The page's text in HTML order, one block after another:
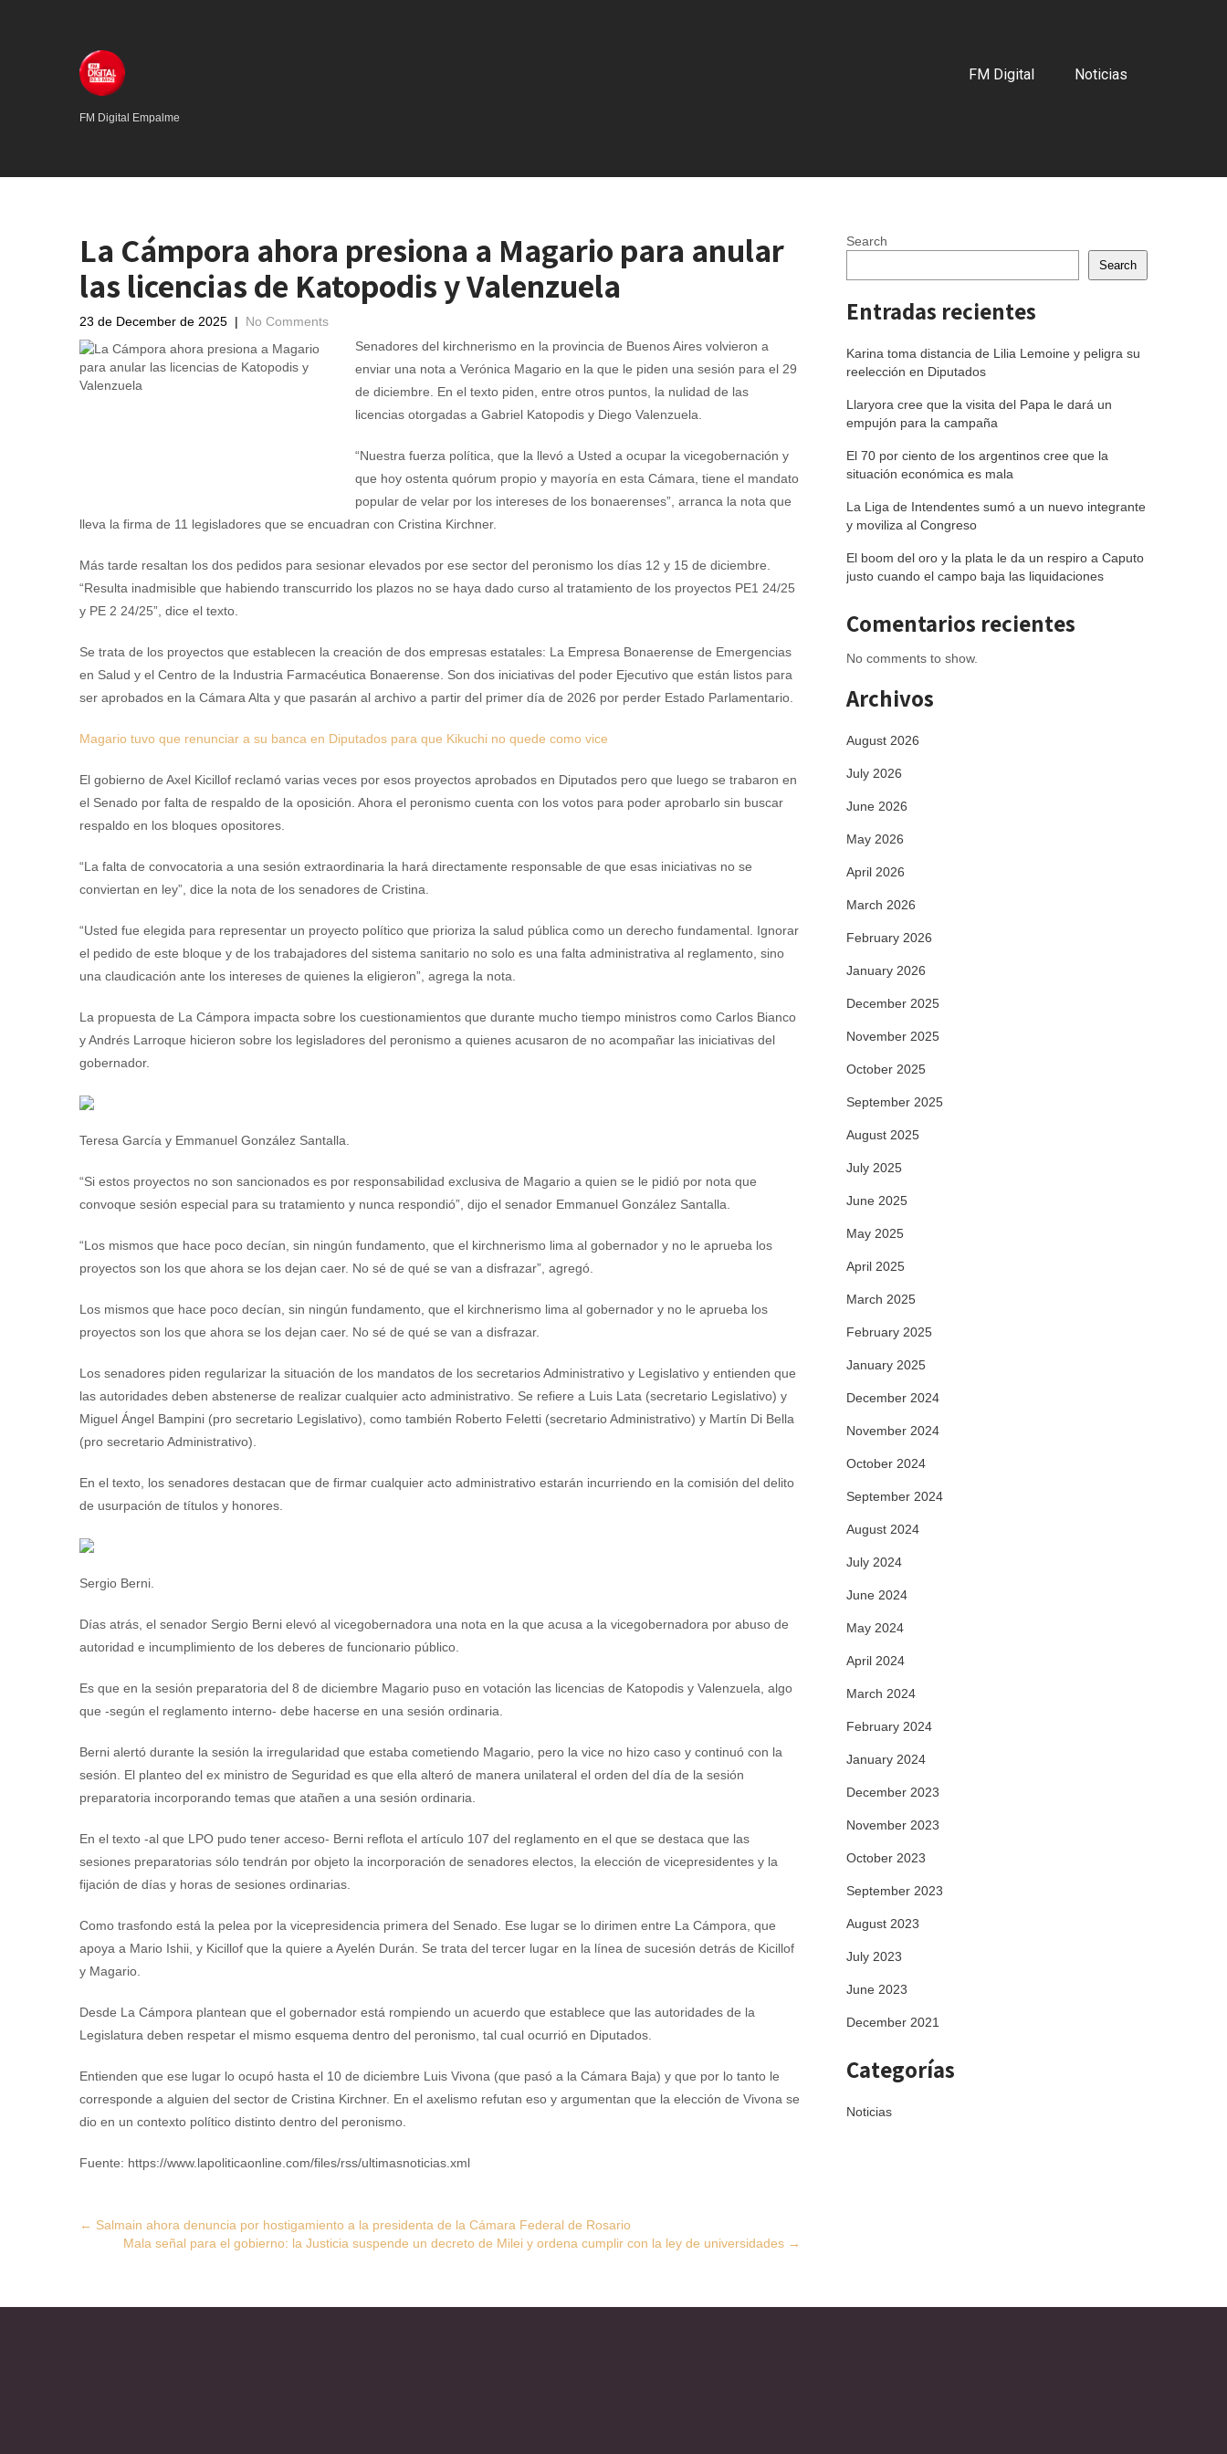
FM Digital Empalme
FM Digital Noticias
La Cámpora ahora presiona a Magario para anular
las licencias de Katopodis y Valenzuela
23 de December de 2025 | No Comments
Senadores del kirchnerismo en la provincia de Buenos Aires volvieron a
enviar una nota a Verónica Magario en la que le piden una sesión para el 29
de diciembre. En el texto piden, entre otros puntos, la nulidad de las
licencias otorgadas a Gabriel Katopodis y Diego Valenzuela.
“Nuestra fuerza política, que la llevó a Usted a ocupar la vicegobernación y
que hoy ostenta quórum propio y mayoría en esta Cámara, tiene el mandato
popular de velar por los intereses de los bonaerenses”, arranca la nota que
lleva la firma de 11 legisladores que se encuadran con Cristina Kirchner.
Más tarde resaltan los dos pedidos para sesionar elevados por ese sector del peronismo los días 12 y 15 de diciembre.
“Resulta inadmisible que habiendo transcurrido los plazos no se haya dado curso al tratamiento de los proyectos PE1 24/25
y PE 2 24/25”, dice el texto.
Se trata de los proyectos que establecen la creación de dos empresas estatales: La Empresa Bonaerense de Emergencias
en Salud y el Centro de la Industria Farmacéutica Bonaerense. Son dos iniciativas del poder Ejecutivo que están listos para
ser aprobados en la Cámara Alta y que pasarán al archivo a partir del primer día de 2026 por perder Estado Parlamentario.
Magario tuvo que renunciar a su banca en Diputados para que Kikuchi no quede como vice
El gobierno de Axel Kicillof reclamó varias veces por esos proyectos aprobados en Diputados pero que luego se trabaron en
el Senado por falta de respaldo de la oposición. Ahora el peronismo cuenta con los votos para poder aprobarlo sin buscar
respaldo en los bloques opositores.
“La falta de convocatoria a una sesión extraordinaria la hará directamente responsable de que esas iniciativas no se
conviertan en ley”, dice la nota de los senadores de Cristina.
“Usted fue elegida para representar un proyecto político que prioriza la salud pública como un derecho fundamental. Ignorar
el pedido de este bloque y de los trabajadores del sistema sanitario no solo es una falta administrativa al reglamento, sino
una claudicación ante los intereses de quienes la eligieron”, agrega la nota.
La propuesta de La Cámpora impacta sobre los cuestionamientos que durante mucho tiempo ministros como Carlos Bianco
y Andrés Larroque hicieron sobre los legisladores del peronismo a quienes acusaron de no acompañar las iniciativas del
gobernador.
Teresa García y Emmanuel González Santalla.
“Si estos proyectos no son sancionados es por responsabilidad exclusiva de Magario a quien se le pidió por nota que
convoque sesión especial para su tratamiento y nunca respondió”, dijo el senador Emmanuel González Santalla.
“Los mismos que hace poco decían, sin ningún fundamento, que el kirchnerismo lima al gobernador y no le aprueba los
proyectos son los que ahora se los dejan caer. No sé de qué se van a disfrazar”, agregó.
Los mismos que hace poco decían, sin ningún fundamento, que el kirchnerismo lima al gobernador y no le aprueba los
proyectos son los que ahora se los dejan caer. No sé de qué se van a disfrazar.
Los senadores piden regularizar la situación de los mandatos de los secretarios Administrativo y Legislativo y entienden que
las autoridades deben abstenerse de realizar cualquier acto administrativo. Se refiere a Luis Lata (secretario Legislativo) y
Miguel Ángel Bampini (pro secretario Legislativo), como también Roberto Feletti (secretario Administrativo) y Martín Di Bella
(pro secretario Administrativo).
En el texto, los senadores destacan que de firmar cualquier acto administrativo estarán incurriendo en la comisión del delito
de usurpación de títulos y honores.
Sergio Berni.
Días atrás, el senador Sergio Berni elevó al vicegobernadora una nota en la que acusa a la vicegobernadora por abuso de
autoridad e incumplimiento de los deberes de funcionario público.
Es que en la sesión preparatoria del 8 de diciembre Magario puso en votación las licencias de Katopodis y Valenzuela, algo
que -según el reglamento interno- debe hacerse en una sesión ordinaria.
Berni alertó durante la sesión la irregularidad que estaba cometiendo Magario, pero la vice no hizo caso y continuó con la
sesión. El planteo del ex ministro de Seguridad es que ella alteró de manera unilateral el orden del día de la sesión
preparatoria incorporando temas que atañen a una sesión ordinaria.
En el texto -al que LPO pudo tener acceso- Berni reflota el artículo 107 del reglamento en el que se destaca que las
sesiones preparatorias sólo tendrán por objeto la incorporación de senadores electos, la elección de vicepresidentes y la
fijación de días y horas de sesiones ordinarias.
Como trasfondo está la pelea por la vicepresidencia primera del Senado. Ese lugar se lo dirimen entre La Cámpora, que
apoya a Mario Ishii, y Kicillof que la quiere a Ayelén Durán. Se trata del tercer lugar en la línea de sucesión detrás de Kicillof
y Magario.
Desde La Cámpora plantean que el gobernador está rompiendo un acuerdo que establece que las autoridades de la
Legislatura deben respetar el mismo esquema dentro del peronismo, tal cual ocurrió en Diputados.
Entienden que ese lugar lo ocupó hasta el 10 de diciembre Luis Vivona (que pasó a la Cámara Baja) y que por lo tanto le
corresponde a alguien del sector de Cristina Kirchner. En el axelismo refutan eso y argumentan que la elección de Vivona se
dio en un contexto político distinto dentro del peronismo.
Fuente: https://www.lapoliticaonline.com/files/rss/ultimasnoticias.xml
Post
navigation
← Salmain ahora denuncia por hostigamiento a la presidenta de la Cámara Federal de Rosario
Mala señal para el gobierno: la Justicia suspende un decreto de Milei y ordena cumplir con la ley de universidades →
Search
Search
Entradas recientes
Karina toma distancia de Lilia Lemoine y peligra su
reelección en Diputados
Llaryora cree que la visita del Papa le dará un
empujón para la campaña
El 70 por ciento de los argentinos cree que la
situación económica es mala
La Liga de Intendentes sumó a un nuevo integrante
y moviliza al Congreso
El boom del oro y la plata le da un respiro a Caputo
justo cuando el campo baja las liquidaciones
Comentarios recientes
No comments to show.
Archivos
August 2026
July 2026
June 2026
May 2026
April 2026
March 2026
February 2026
January 2026
December 2025
November 2025
October 2025
September 2025
August 2025
July 2025
June 2025
May 2025
April 2025
March 2025
February 2025
January 2025
December 2024
November 2024
October 2024
September 2024
August 2024
July 2024
June 2024
May 2024
April 2024
March 2024
February 2024
January 2024
December 2023
November 2023
October 2023
September 2023
August 2023
July 2023
June 2023
December 2021
Categorías
Noticias